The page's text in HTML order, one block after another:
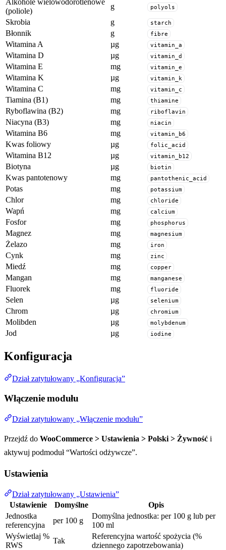
Alkohole wielowodorotlenowe
(poliole)
g polyols
Skrobia g starch
Błonnik g fibre
Witamina A µg vitamin_a
Witamina D µg vitamin_d
Witamina E mg vitamin_e
Witamina K µg vitamin_k
Witamina C mg vitamin_c
Tiamina (B1) mg thiamine
Ryboflawina (B2) mg riboflavin
Niacyna (B3) mg niacin
Witamina B6 mg vitamin_b6
Kwas foliowy µg folic_acid
Witamina B12 µg vitamin_b12
Biotyna µg biotin
Kwas pantotenowy mg pantothenic_acid
Potas mg potassium
Chlor mg chloride
Wapń mg calcium
Fosfor mg phosphorus
Magnez mg magnesium
Żelazo mg iron
Cynk mg zinc
Miedź mg copper
Mangan mg manganese
Fluorek mg fluoride
Selen µg selenium
Chrom µg chromium
Molibden µg molybdenum
Jod µg iodine
Konfiguracja
Dział zatytułowany „Konfiguracja”
Włączenie modułu
Dział zatytułowany „Włączenie modułu”
Przejdź do WooCommerce > Ustawienia > Polski > Żywność i
aktywuj podmoduł “Wartości odżywcze”.
Ustawienia
Dział zatytułowany „Ustawienia”
Ustawienie
Domyślne
Opis
Jednostka
referencyjna
per 100 g
Domyślna jednostka: per 100 g lub per
100 ml
Wyświetlaj %
RWS
Tak
Referencyjna wartość spożycia (%
dziennego zapotrzebowania)